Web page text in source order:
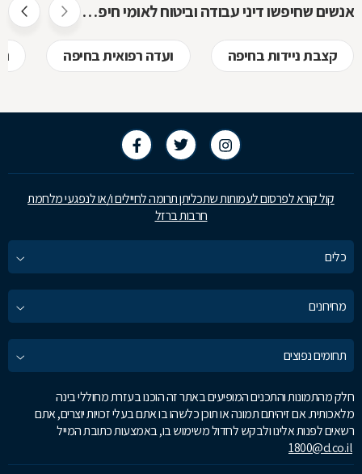
אנשים שחיפשו דיני עבודה וביטוח לאומי חיפשו גם
קצבת ניידות בחיפה ועדה רפואית בחיפה
קול קורא לפרסום לעמותות שתכליתן תרומה לחיילים ו/או לנפגעי מלחמת
חרבות ברזל
כלים
מחירונים
תחומים נפוצים
חלק מהתמונות והתכנים המופיעים באתר זה הוכנו בעזרת מחוללי בינה
מלאכותית. אם זיהיתם תמונה או תוכן כלשהו בו אתם בעלי זכויות יוצרים, אתם
רשאים לפנות אלינו ולבקש לחדול משימוש בו, באמצעות כתובת המייל
1800@d.co.il